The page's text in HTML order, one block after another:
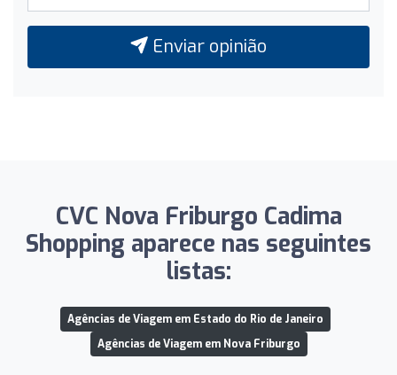
Enviar opinião
CVC Nova Friburgo Cadima
Shopping aparece nas seguintes
listas:
Agências de Viagem em Estado do Rio de Janeiro
Agências de Viagem em Nova Friburgo